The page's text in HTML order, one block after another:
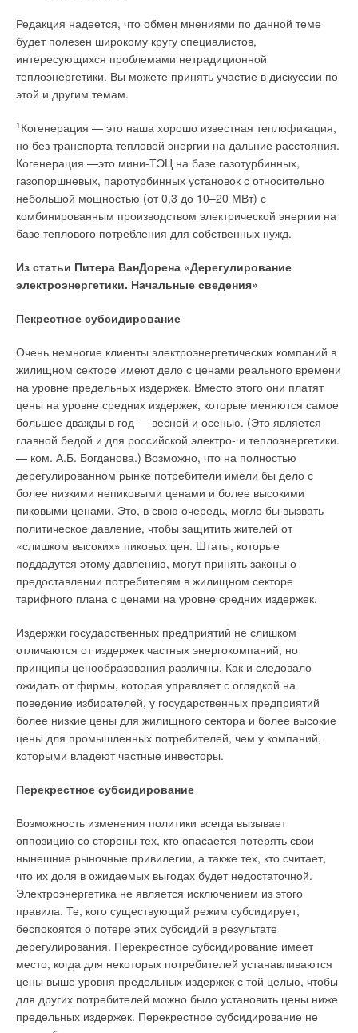
Редакция надеется, что обмен мнениями по данной теме
будет полезен широкому кругу специалистов,
интересующихся проблемами нетрадиционной
теплоэнергетики. Вы можете принять участие в дискуссии по
этой и другим темам.
1 Когенерация — это наша хорошо известная теплофикация,
но без транспорта тепловой энергии на дальние расстояния.
Когенерация —это мини-ТЭЦ на базе газотурбинных,
газопоршневых, паротурбинных установок с относительно
небольшой мощностью (от 0,3 до 10–20 МВт) с
комбинированным производством электрической энергии на
базе теплового потребления для собственных нужд.
Из статьи Питера ВанДорена «Дерегулирование
электроэнергетики. Начальные сведения»
Пекрестное субсидирование
Очень немногие клиенты электроэнергетических компаний в
жилищном секторе имеют дело с ценами реального времени
на уровне предельных издержек. Вместо этого они платят
цены на уровне средних издержек, которые меняются самое
большее дважды в год — весной и осенью. (Это является
главной бедой и для российской электро- и теплоэнергетики.
— ком. А.Б. Богданова.) Возможно, что на полностью
дерегулированном рынке потребители имели бы дело с
более низкими непиковыми ценами и более высокими
пиковыми ценами. Это, в свою очередь, могло бы вызвать
политическое давление, чтобы защитить жителей от
«слишком высоких» пиковых цен. Штаты, которые
поддадутся этому давлению, могут принять законы о
предоставлении потребителям в жилищном секторе
тарифного плана с ценами на уровне средних издержек.
Издержки государственных предприятий не слишком
отличаются от издержек частных энергокомпаний, но
принципы ценообразования различны. Как и следовало
ожидать от фирмы, которая управляет с оглядкой на
поведение избирателей, у государственных предприятий
более низкие цены для жилищного сектора и более высокие
цены для промышленных потребителей, чем у компаний,
которыми владеют частные инвесторы.
Перекрестное субсидирование
Возможность изменения политики всегда вызывает
оппозицию со стороны тех, кто опасается потерять свои
нынешние рыночные привилегии, а также тех, кто считает,
что их доля в ожидаемых выгодах будет недостаточной.
Электроэнергетика не является исключением из этого
правила. Те, кого существующий режим субсидирует,
беспокоятся о потере этих субсидий в результате
дерегулирования. Перекрестное субсидирование имеет
место, когда для некоторых потребителей устанавливаются
цены выше уровня предельных издержек с той целью, чтобы
для других потребителей можно было установить цены ниже
предельных издержек. Перекрестное субсидирование не